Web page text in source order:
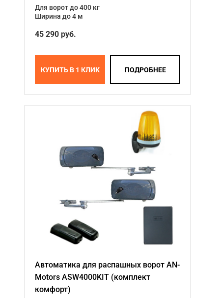
Для ворот до 400 кг
Ширина до 4 м
45 290 руб.
КУПИТЬ В 1 КЛИК ПОДРОБНЕЕ
Автоматика для распашных ворот AN-
Motors ASW4000KIT (комплект
комфорт)